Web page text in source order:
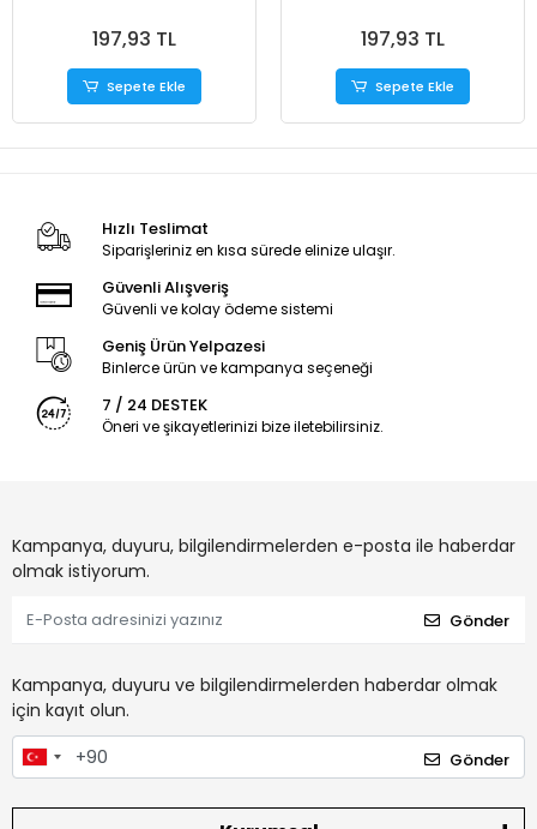
197,93 TL
Sepete Ekle
197,93 TL
Sepete Ekle
Hızlı Teslimat
Siparişleriniz en kısa sürede elinize ulaşır.
Güvenli Alışveriş
Güvenli ve kolay ödeme sistemi
Geniş Ürün Yelpazesi
Binlerce ürün ve kampanya seçeneği
7 / 24 DESTEK
Öneri ve şikayetlerinizi bize iletebilirsiniz.
Kampanya, duyuru, bilgilendirmelerden e-posta ile haberdar
olmak istiyorum.
Gönder
Kampanya, duyuru ve bilgilendirmelerden haberdar olmak
için kayıt olun.
Gönder